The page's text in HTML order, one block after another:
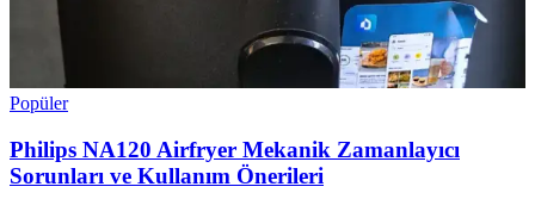
Popüler
Philips NA120 Airfryer Mekanik Zamanlayıcı
Sorunları ve Kullanım Önerileri